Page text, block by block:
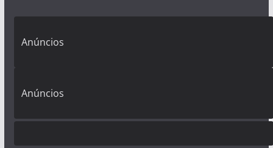
Anúncios
Anúncios